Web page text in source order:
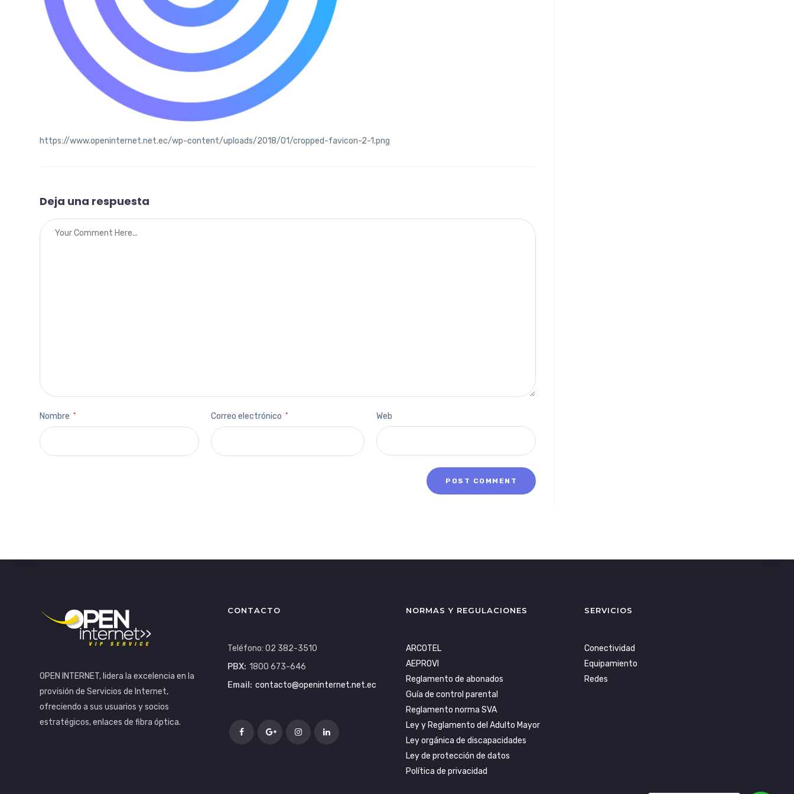
https://www.openinternet.net.ec/wp-content/uploads/2018/01/cropped-favicon-2-1.png
Deja una respuesta
Nombre * Correo electrónico * Web
OPEN INTERNET, lidera la excelencia en la
provisión de Servicios de Internet,
ofreciendo a sus usuarios y socios
estratégicos, enlaces de fibra óptica.
CONTACTO
Teléfono: 02 382-3510
PBX: 1800 673-646
Email: contacto@openinternet.net.ec
NORMAS Y REGULACIONES
ARCOTEL
AEPROVI
Reglamento de abonados
Guía de control parental
Reglamento norma SVA
Ley y Reglamento del Adulto Mayor
Ley orgánica de discapacidades
Ley de protección de datos
Política de privacidad
SERVICIOS
Conectividad
Equipamiento
Redes